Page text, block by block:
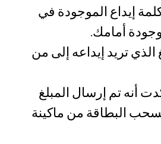
إيداع الموجودة في
أمامك.
الذي تريد إيداعه إلى من
أنه تم إرسال المبلغ
البطاقة من ماكينة